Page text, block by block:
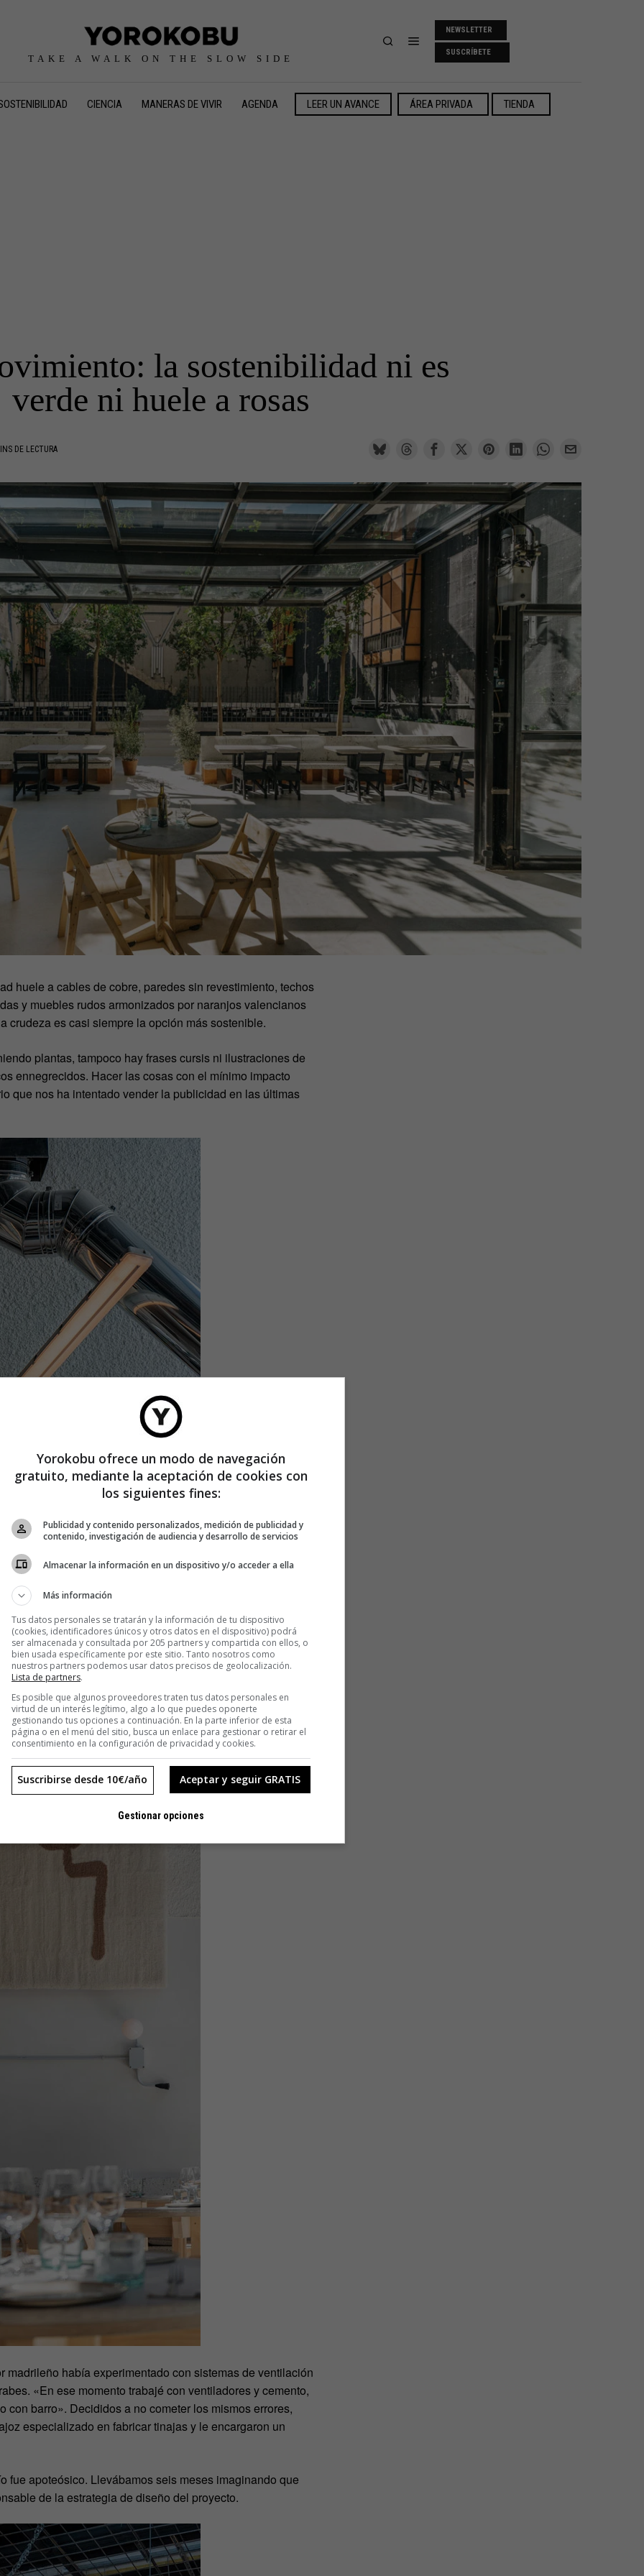
TAKE A WALK ON THE SLOW SIDE
NEWSLETTER
SUSCRÍBETE
CIENCIA MANERAS DE VIVIR AGENDA LEER UN AVANCE ÁREA PRIVADA TIENDA
la sostenibilidad ni es
verde ni huele a rosas
DE LECTURA
huele a cables de cobre, paredes sin revestimiento, techos
y muebles rudos armonizados por naranjos valencianos
crudeza es casi siempre la opción más sostenible.
plantas, tampoco hay frases cursis ni ilustraciones de
ennegrecidos. Hacer las cosas con el mínimo impacto
que nos ha intentado vender la publicidad en las últimas
semanas antes del estallido de la pandemia, hoy es uno
entrarán, se sorprenderán, reíran, conversarán, comerán,
haber conseguido una mesa en un lugar que está en
uno de los laboratorios de experimentación de
de lo que ves está allí por casualidad. Todo tiene una
estoy sean las tinajas», cuentaLucas Muñoz, diseñador del
que cuelgan del techo y que actúan como sistema de
de agua del local.
había experimentado con sistemas de ventilación
«En ese momento trabajé con ventiladores y cemento,
barro». Decididos a no cometer los mismos errores,
especializado en fabricar tinajas y le encargaron un
fue apoteósico. Llevábamos seis meses imaginando que
de la estrategia de diseño del proyecto.
Yorokobu ofrece un modo de navegación
gratuito, mediante la aceptación de cookies con
los siguientes fines:
Publicidad y contenido personalizados, medición de publicidad y
contenido, investigación de audiencia y desarrollo de servicios
Almacenar la información en un dispositivo y/o acceder a ella
Más información
Tus datos personales se tratarán y la información de tu dispositivo
(cookies, identificadores únicos y otros datos en el dispositivo) podrá
ser almacenada y consultada por 205 partners y compartida con ellos, o
bien usada específicamente por este sitio. Tanto nosotros como
nuestros partners podemos usar datos precisos de geolocalización.
Lista de partners.
Es posible que algunos proveedores traten tus datos personales en
virtud de un interés legítimo, algo a lo que puedes oponerte
gestionando tus opciones a continuación. En la parte inferior de esta
página o en el menú del sitio, busca un enlace para gestionar o retirar el
consentimiento en la configuración de privacidad y cookies.
Aceptar y seguir GRATIS
Suscribirse desde 10€/año
Gestionar opciones